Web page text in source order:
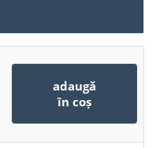
adaugă
în coș